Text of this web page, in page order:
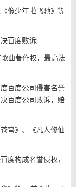
像少年啦飞驰》等
百度败诉;
曲著作权，最高法
百度公司侵害名誉
百度公司败诉，赔
穹》、《凡人修仙
度构成名誉侵权，